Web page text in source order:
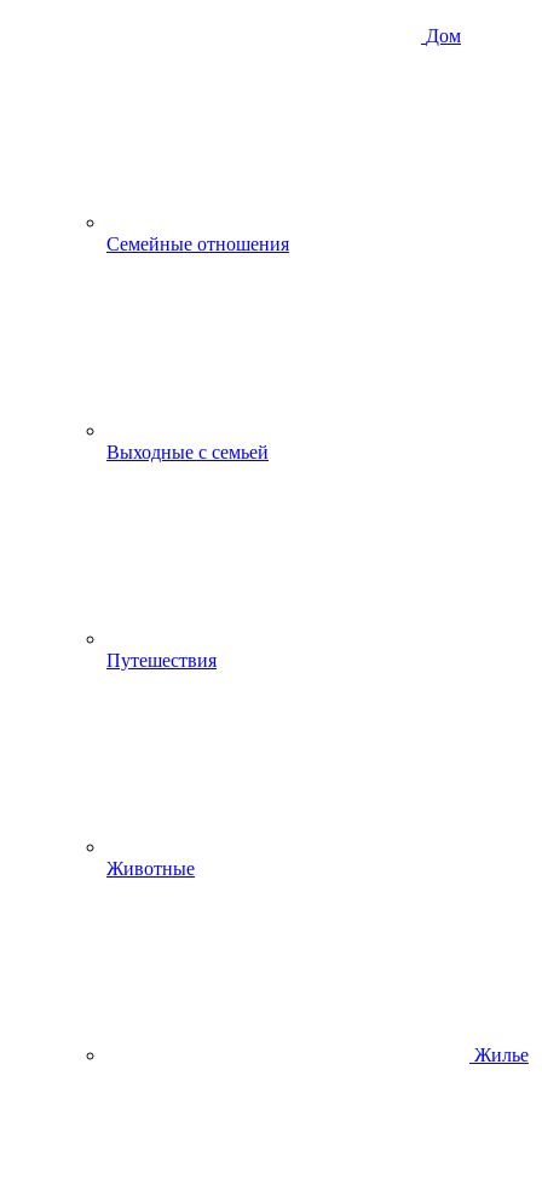
Дом
Семейные отношения
Выходные с семьей
Путешествия
Животные
Жилье